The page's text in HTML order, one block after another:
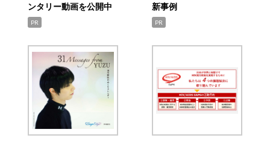
ンタリー動画を公開中
PR
新事例
PR